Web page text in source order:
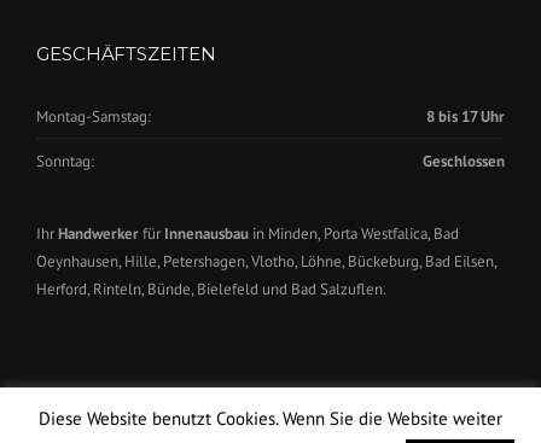
GESCHÄFTSZEITEN
Montag-Samstag: 8 bis 17 Uhr
Sonntag: Geschlossen
IhrHandwerkerfür Innenausbau in Minden, Porta Westfalica, Bad
Oeynhausen, Hille, Petershagen, Vlotho, Löhne, Bückeburg, Bad Eilsen,
Herford, Rinteln, Bünde, Bielefeld und Bad Salzuflen.
Copyright Blöhm Innenausbau GmbH
Diese Website benutzt Cookies. Wenn Sie die Website weiter